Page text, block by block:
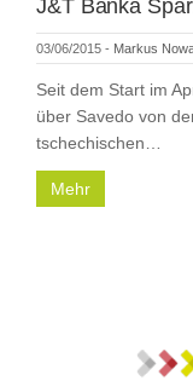
J&T Banka
03/06/2015 - Markus
Seit dem Start im
über Savedo von
tschechischen…
Mehr